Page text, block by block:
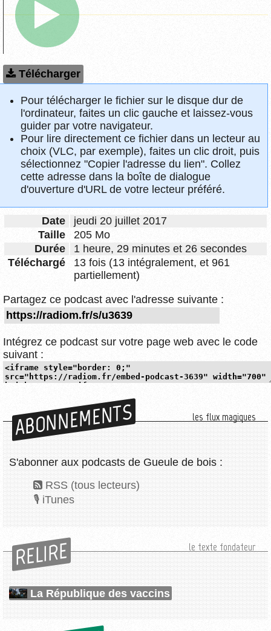
Télécharger
Pour télécharger le fichier sur le disque dur de
l'ordinateur, faites un clic gauche et laissez-vous
guider par votre navigateur.
Pour lire directement ce fichier dans un lecteur au
choix (VLC, par exemple), faites un clic droit, puis
sélectionnez "Copier l'adresse du lien". Collez
cette adresse dans la boîte de dialogue
d'ouverture d'URL de votre lecteur préféré.
Date
jeudi 20 juillet 2017
Taille
205 Mo
Durée
1 heure, 29 minutes et 26 secondes
Téléchargé
13 fois (13 intégralement, et 961
partiellement)
Partagez ce podcast avec l'adresse suivante :
Intégrez ce podcast sur votre page web avec le code
suivant :
ABONNEMENTS les flux magiques
S'abonner aux podcasts de Gueule de bois :
RSS (tous lecteurs)
iTunes
RELIRE le texte fondateur
La République des vaccins